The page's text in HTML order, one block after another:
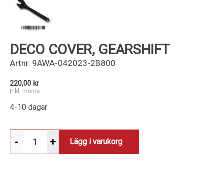
DECO COVER, GEARSHIFT
Artnr. 9AWA-042023-2B800
220,00 kr
Inkl. moms
4-10 dagar
- + Lägg i varukorg